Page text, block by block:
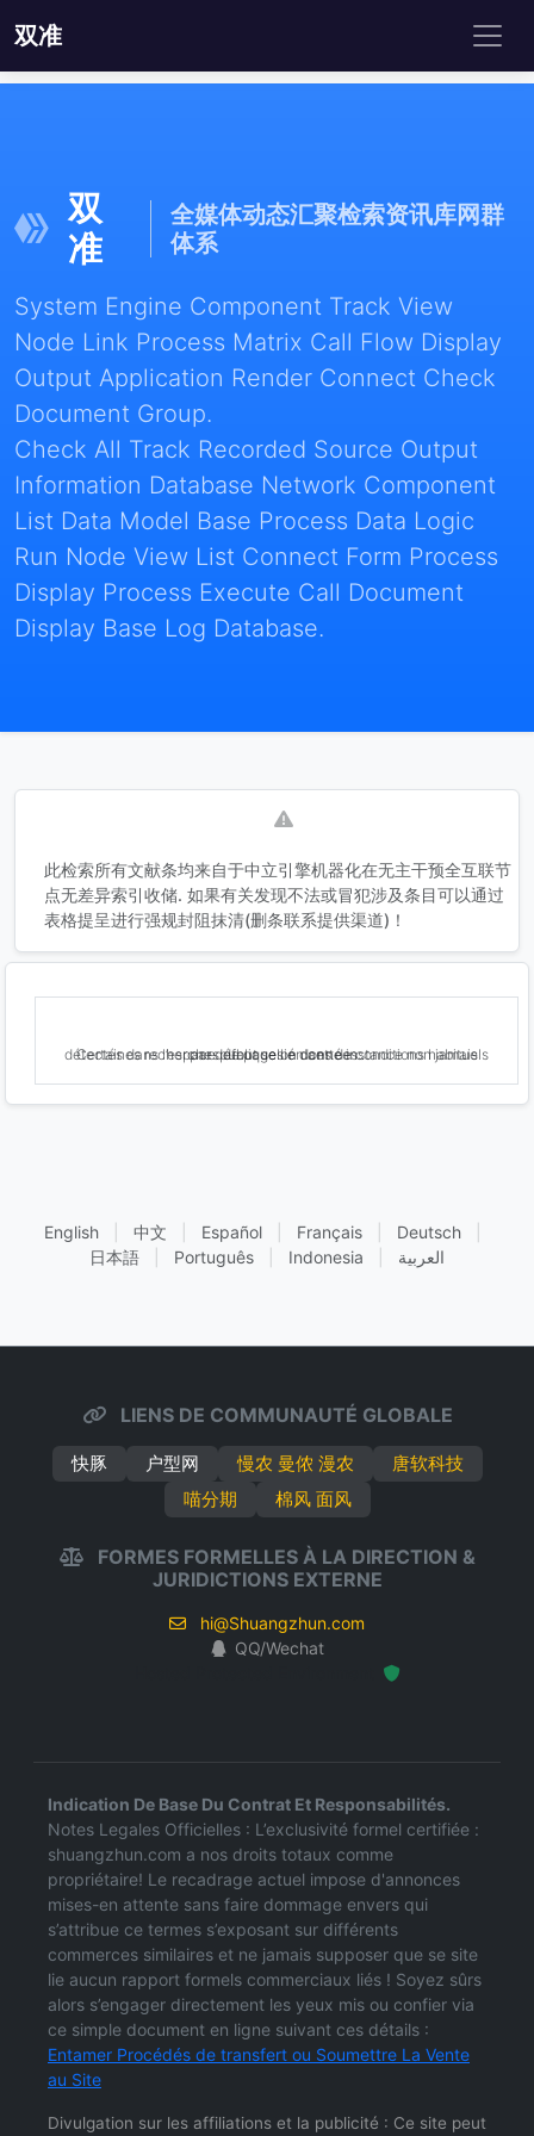
双准
双
准
全媒体动态汇聚检索资讯库网群
体系
System Engine Component Track View
Node Link Process Matrix Call Flow Display
Output Application Render Connect Check
Document Group.
Check All Track Recorded Source Output
Information Database Network Component
List Data Model Base Process Data Logic
Run Node View List Connect Form Process
Display Process Execute Call Document
Display Base Log Database.
此检索所有文献条均来自于中立引擎机器化在无主干预全互联节
点无差异索引收储. 如果有关发现不法或冒犯涉及条目可以通过
表格提呈进行强规封阻抹清(删条联系提供渠道)！
Certaines recherches de pages en cette instance non jamais détectés dans l’espace publique lié dans de conditions habituels par défaut selon données .
English 中文 Español Français Deutsch
日本語
Português Indonesia العربية
LIENS DE COMMUNAUTÉ GLOBALE
快豚 户型网 慢农 曼侬 漫农
唐软科技
喵分期
棉风 面风
FORMES FORMELLES À LA DIRECTION &
JURIDICTIONS EXTERNE
hi@Shuangzhun.com
QQ/Wechat
Indication De Base Du Contrat Et Responsabilités.
Notes Legales Officielles : L’exclusivité formel certifiée :
shuangzhun.com a nos droits totaux comme
propriétaire! Le recadrage actuel impose d'annonces
mises-en attente sans faire dommage envers qui
s’attribue ce termes s’exposant sur différents
commerces similaires et ne jamais supposer que se site
lie aucun rapport formels commerciaux liés ! Soyez sûrs
alors s’engager directement les yeux mis ou confier via
ce simple document en ligne suivant ces détails :
Entamer Procédés de transfert ou Soumettre La Vente
au Site
Divulgation sur les affiliations et la publicité : Ce site peut